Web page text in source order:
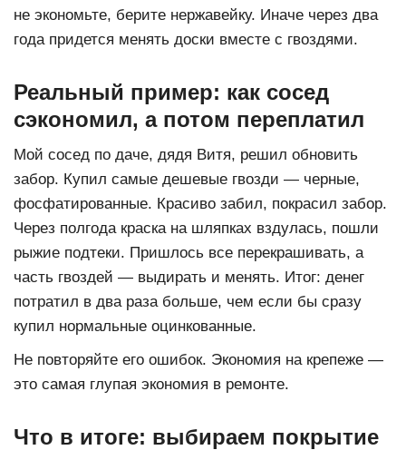
не экономьте, берите нержавейку. Иначе через два
года придется менять доски вместе с гвоздями.
Реальный пример: как сосед
сэкономил, а потом переплатил
Мой сосед по даче, дядя Витя, решил обновить
забор. Купил самые дешевые гвозди — черные,
фосфатированные. Красиво забил, покрасил забор.
Через полгода краска на шляпках вздулась, пошли
рыжие подтеки. Пришлось все перекрашивать, а
часть гвоздей — выдирать и менять. Итог: денег
потратил в два раза больше, чем если бы сразу
купил нормальные оцинкованные.
Не повторяйте его ошибок. Экономия на крепеже —
это самая глупая экономия в ремонте.
Что в итоге: выбираем покрытие